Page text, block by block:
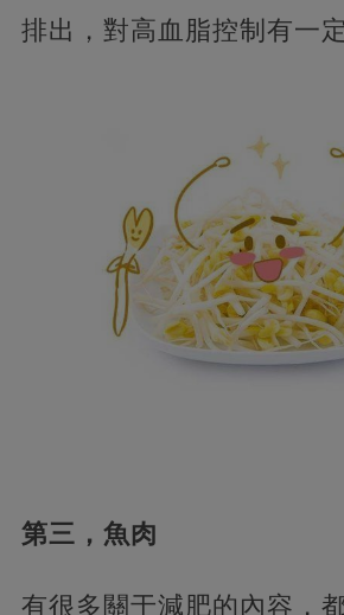
排出，對高血脂控制有一定
第三，魚肉
有很多關于減肥的內容，